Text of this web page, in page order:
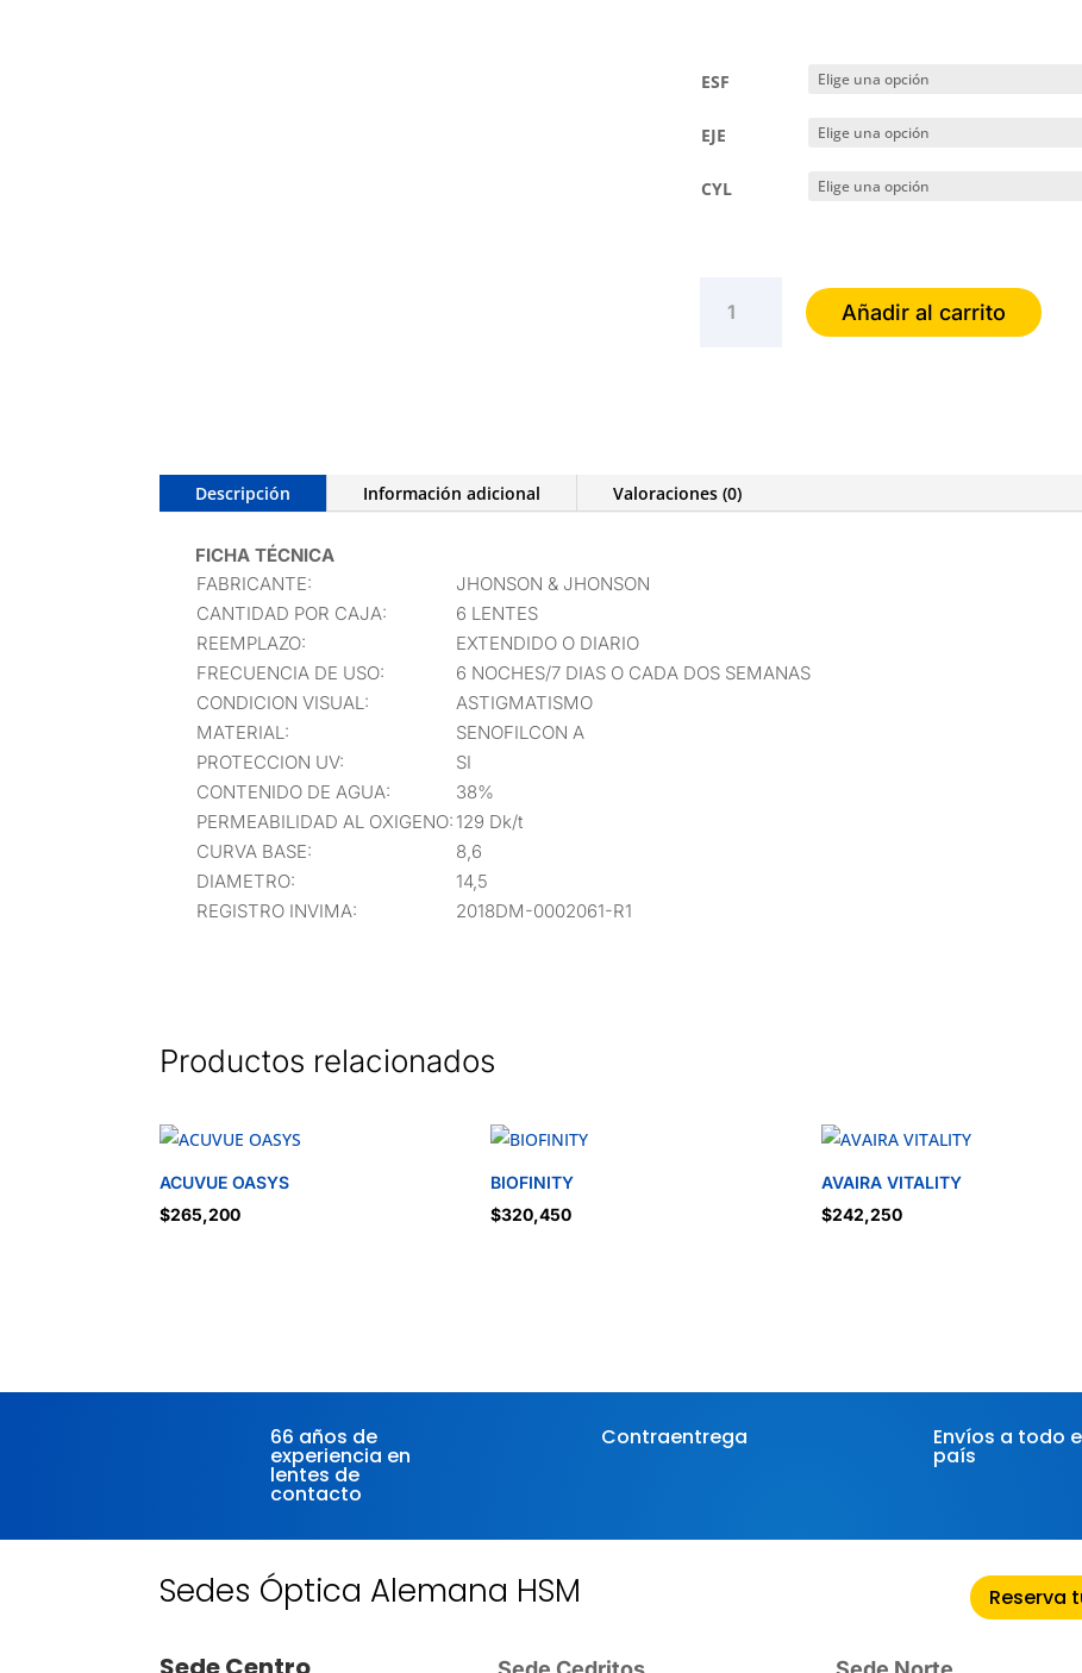
ESF
EJE
CYL
OASYS
Añadir al carrito
Descripción Información adicional Valoraciones (0)
FICHA TÉCNICA
FABRICANTE:
JHONSON & JHONSON
CANTIDAD POR CAJA:
6 LENTES
REEMPLAZO:
EXTENDIDO O DIARIO
FRECUENCIA DE USO:
6 NOCHES/7 DIAS O CADA DOS SEMANAS
CONDICION VISUAL:
ASTIGMATISMO
MATERIAL:
SENOFILCON A
PROTECCION UV:
SI
CONTENIDO DE AGUA:
38%
PERMEABILIDAD AL OXIGENO:129 Dk/t
CURVA BASE:
8,6
DIAMETRO:
14,5
REGISTRO INVIMA:
2018DM-0002061-R1
Productos relacionados
ACUVUE OASYS
$265,200
BIOFINITY
$320,450
AVAIRA VITALITY
$242,250
66 años de
experiencia en
lentes de
contacto
Contraentrega Envíos a todo
país
Sedes Óptica Alemana HSM Reserva